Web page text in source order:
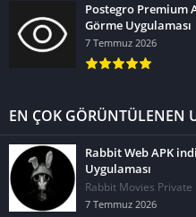
Postegro Premium
Görme Uygulaması
7 Temmuz 2026
EN ÇOK GÖRÜNTÜLENEN
Rabbit Web APK
Uygulaması
Rabbit Movies Private
7 Temmuz 2026